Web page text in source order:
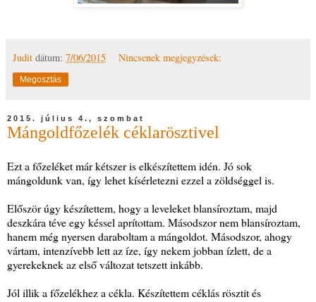
Judit dátum: 7/06/2015 Nincsenek megjegyzések:
Megosztás
2015. július 4., szombat
Mángoldfőzelék céklarösztivel
Ezt a főzeléket már kétszer is elkészítettem idén. Jó sok
mángoldunk van, így lehet kísérletezni ezzel a zöldséggel is.
Először úgy készítettem, hogy a leveleket blansíroztam, majd
deszkára téve egy késsel aprítottam. Másodszor nem blansíroztam,
hanem még nyersen daraboltam a mángoldot. Másodszor, ahogy
vártam, intenzívebb lett az íze, így nekem jobban ízlett, de a
gyerekeknek az első változat tetszett inkább.
Jól illik a főzelékhez a cékla. Készítettem céklás rösztit és